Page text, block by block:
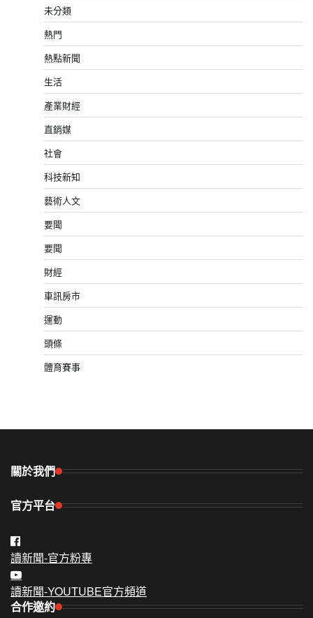
未分類
熱門
熱點新聞
生活
產業財經
直銷媒
社會
科技新知
藝術人文
要聞
要聞
財經
車訊房市
運動
頭條
體育賽事
關於我們
官方平台
讀新聞-官方粉專
讀新聞-YOUTUBE官方頻道
合作邀約